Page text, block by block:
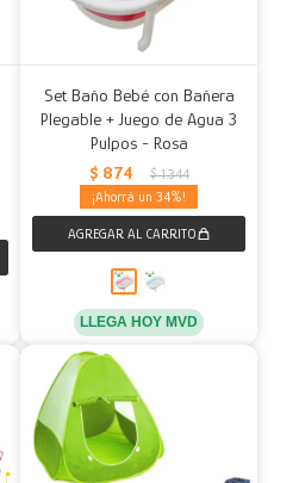
Set Baño Bebé con Bañera
Plegable + Juego de Agua 3
Pulpos - Rosa
$ 874 $ 1.344
34
LLEGA HOY MVD